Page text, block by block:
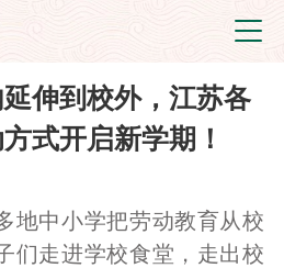
伸到校外，江苏各
式开启新学期！
中小学把劳动教育从校
们走进学校食堂，走出校